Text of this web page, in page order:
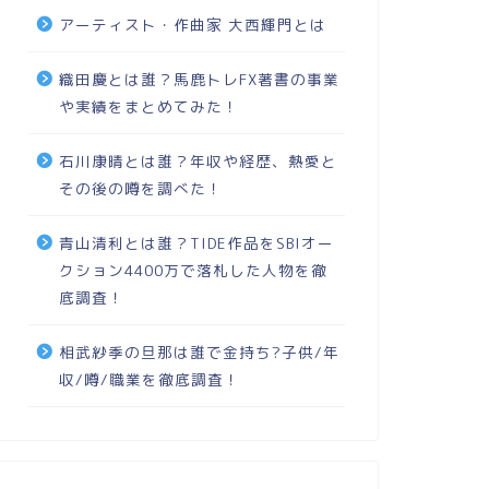
アーティスト・作曲家 大西輝門とは
織田慶とは誰？馬鹿トレFX著書の事業
や実績をまとめてみた！
石川康晴とは誰？年収や経歴、熱愛と
その後の噂を調べた！
青山清利とは誰？TIDE作品をSBIオー
クション4400万で落札した人物を徹
底調査！
相武紗季の旦那は誰で金持ち?子供/年
収/噂/職業を徹底調査！